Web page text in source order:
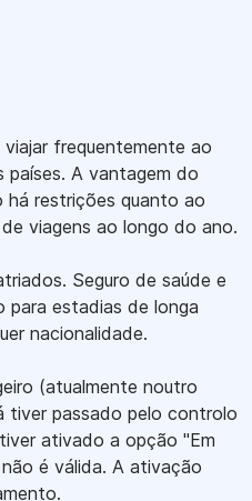
viajar frequentemente ao
A vantagem do
há restrições quanto ao
viagens ao longo do ano.
Seguro de saúde e
para estadias de longa
nacionalidade.
(atualmente noutro
tiver passado pelo controlo
ativado a opção "Em
é válida. A ativação